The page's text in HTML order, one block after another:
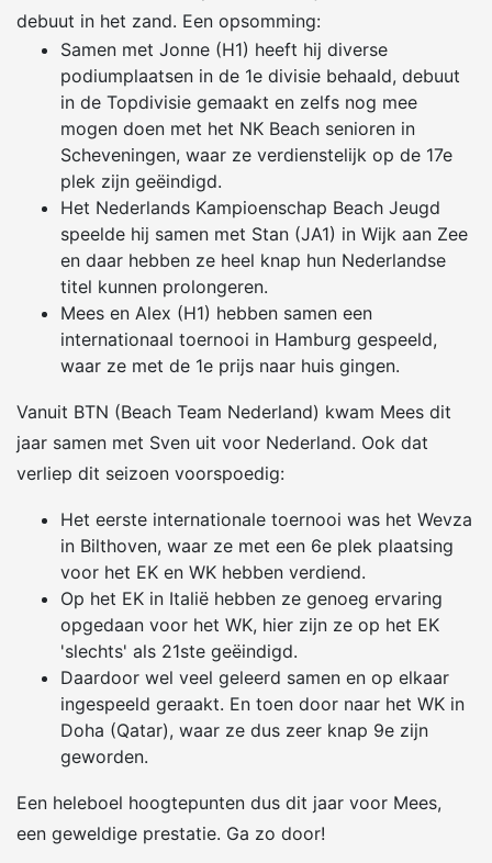
debuut in het zand. Een opsomming:
Samen met Jonne (H1) heeft hij diverse
podiumplaatsen in de 1e divisie behaald, debuut
in de Topdivisie gemaakt en zelfs nog mee
mogen doen met het NK Beach senioren in
Scheveningen, waar ze verdienstelijk op de 17e
plek zijn geëindigd.
Het Nederlands Kampioenschap Beach Jeugd
speelde hij samen met Stan (JA1) in Wijk aan Zee
en daar hebben ze heel knap hun Nederlandse
titel kunnen prolongeren.
Mees en Alex (H1) hebben samen een
internationaal toernooi in Hamburg gespeeld,
waar ze met de 1e prijs naar huis gingen.
Vanuit BTN (Beach Team Nederland) kwam Mees dit
jaar samen met Sven uit voor Nederland. Ook dat
verliep dit seizoen voorspoedig:
Het eerste internationale toernooi was het Wevza
in Bilthoven, waar ze met een 6e plek plaatsing
voor het EK en WK hebben verdiend.
Op het EK in Italië hebben ze genoeg ervaring
opgedaan voor het WK, hier zijn ze op het EK
'slechts' als 21ste geëindigd.
Daardoor wel veel geleerd samen en op elkaar
ingespeeld geraakt. En toen door naar het WK in
Doha (Qatar), waar ze dus zeer knap 9e zijn
geworden.
Een heleboel hoogtepunten dus dit jaar voor Mees,
een geweldige prestatie. Ga zo door!